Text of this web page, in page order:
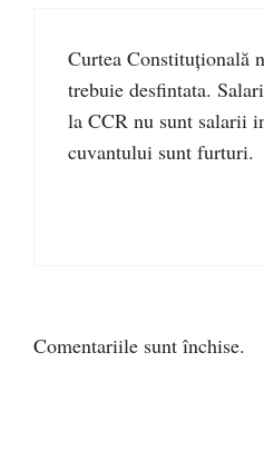
Curtea Constituțională
trebuie desfintata.
la CCR nu sunt salarii
cuvantului sunt furturi.
Comentariile sunt închise.